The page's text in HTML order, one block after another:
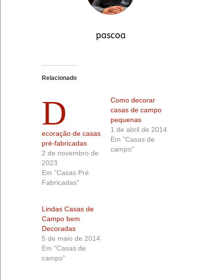
pascoa
Relacionado
D
ecoração de casas
pré-fabricadas
2 de novembro de
2023
Em "Casas Pré
Fabricadas"
Como decorar
casas de campo
pequenas
1 de abril de 2014
Em "Casas de
campo"
Lindas Casas de
Campo bem
Decoradas
5 de maio de 2014
Em "Casas de
campo"